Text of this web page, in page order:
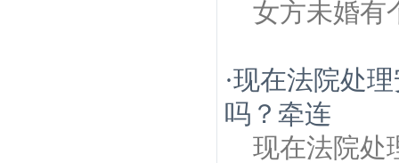
女方未婚有
·现在法院处
吗？牵连
现在法院处